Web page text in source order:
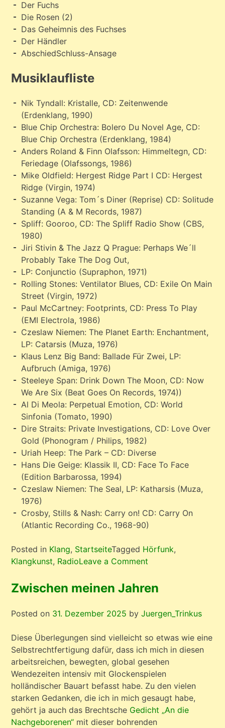
Der Fuchs
Die Rosen (2)
Das Geheimnis des Fuchses
Der Händler
AbschiedSchluss-Ansage
Musiklaufliste
Nik Tyndall: Kristalle, CD: Zeitenwende
(Erdenklang, 1990)
Blue Chip Orchestra: Bolero Du Novel Age, CD:
Blue Chip Orchestra (Erdenklang, 1984)
Anders Roland & Finn Olafsson: Himmeltegn, CD:
Feriedage (Olafssongs, 1986)
Mike Oldfield: Hergest Ridge Part I CD: Hergest
Ridge (Virgin, 1974)
Suzanne Vega: Tom´s Diner (Reprise) CD: Solitude
Standing (A & M Records, 1987)
Spliff: Gooroo, CD: The Spliff Radio Show (CBS,
1980)
Jiri Stivin & The Jazz Q Prague: Perhaps We´ll
Probably Take The Dog Out,
LP: Conjunctio (Supraphon, 1971)
Rolling Stones: Ventilator Blues, CD: Exile On Main
Street (Virgin, 1972)
Paul McCartney: Footprints, CD: Press To Play
(EMI Electrola, 1986)
Czeslaw Niemen: The Planet Earth: Enchantment,
LP: Catarsis (Muza, 1976)
Klaus Lenz Big Band: Ballade Für Zwei, LP:
Aufbruch (Amiga, 1976)
Steeleye Span: Drink Down The Moon, CD: Now
We Are Six (Beat Goes On Records, 1974))
Al Di Meola: Perpetual Emotion, CD: World
Sinfonia (Tomato, 1990)
Dire Straits: Private Investigations, CD: Love Over
Gold (Phonogram / Philips, 1982)
Uriah Heep: The Park – CD: Diverse
Hans Die Geige: Klassik II, CD: Face To Face
(Edition Barbarossa, 1994)
Czeslaw Niemen: The Seal, LP: Katharsis (Muza,
1976)
Crosby, Stills & Nash: Carry on! CD: Carry On
(Atlantic Recording Co., 1968-90)
Posted in Klang, StartseiteTagged Hörfunk,
Klangkunst, RadioLeave a Comment
Reise
Kleinen
Prinzen“
musikalisch-
literarische
Symbiose
von
Jürgen
Trinnkus
Zwischen meinen Jahren
Posted on 31. Dezember 2025 byJuergen_Trinkus
Diese Überlegungen sind vielleicht so etwas wie eine
Selbstrechtfertigung dafür, dass ich mich in diesen
arbeitsreichen, bewegten, global gesehen
Wendezeiten intensiv mit Glockenspielen
holländischer Bauart befasst habe. Zu den vielen
starken Gedanken, die ich in mich gesaugt habe,
gehört ja auch das Brechtsche Gedicht „An die
Nachgeborenen“ mit dieser bohrenden